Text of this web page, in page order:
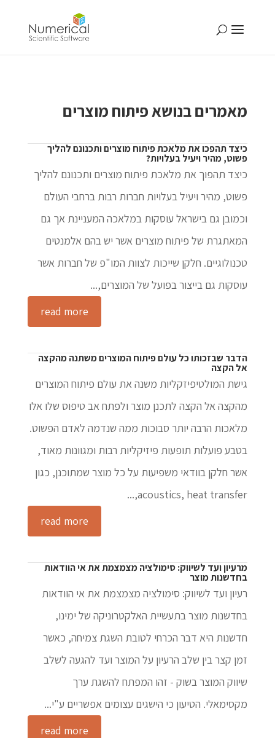
מאמרים בנושא פיתוח מוצרים
כיצד תהפכו את מלאכת פיתוח מוצרים ותכנונם להליך
פשוט, מהיר ויעיל בעלויות?
כיצד תהפוך את מלאכת פיתוח מוצרים ותכנונם להליך
פשוט, מהיר ויעיל בעלויות חברות רבות ברחבי העולם
וכמובן גם בישראל עוסקות במלאכה המעניינת אך גם
המאתגרת של פיתוח מוצרים אשר יש בהם אלמנטים
טכנולוגיים. חלקן שייכות לצוות המו"פ של חברות אשר
עוסקות גם בייצור בפועל של המוצרים,...
read more
הדבר שבזכותו כל עולם פיתוח המוצרים משתנה מהקצה
אל הקצה
גישת המולטיפיזקליות משנה את עולם פיתוח המוצרים
מהקצה אל הקצה לתכנן מוצר ולפתח אב טיפוס שלו אלו
מלאכות הרבה יותר סבוכות ממה שנדמה לאדם הפשוט.
בטבע פועלות תופעות פיזיקליות רבות ומגוונות מאוד,
אשר חלקן בוודאי משפיעות על כל מוצר שמתוכנן, כגון
acoustics, heat transfer,...
read more
מרעיון ועד לשיווק: סימולציה מצמצמת את אי הוודאות
בחדשנות מוצר
רעיון ועד לשיווק: סימולציה מצמצמת את אי הוודאות
בחדשנות מוצר בתעשיית האלקטרוניקה של ימינו,
חדשנות היא דבר הכרחי לטובת השגת צמיחה, כאשר
זמן קצר בין שלב הרעיון על המוצר ועד להגעה לשלב
שיווק המוצר בשוק - זהו המפתח להשגת ערך
מקסימאלי. הטיעון כי הישגים עצומים אפשריים ע"י...
read more